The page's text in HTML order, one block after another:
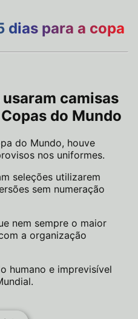
dias para a copa
camisas
do Mundo
do Mundo, houve
nos uniformes.
seleções utilizarem
sem numeração
nem sempre o maior
a organização
humano e imprevisível